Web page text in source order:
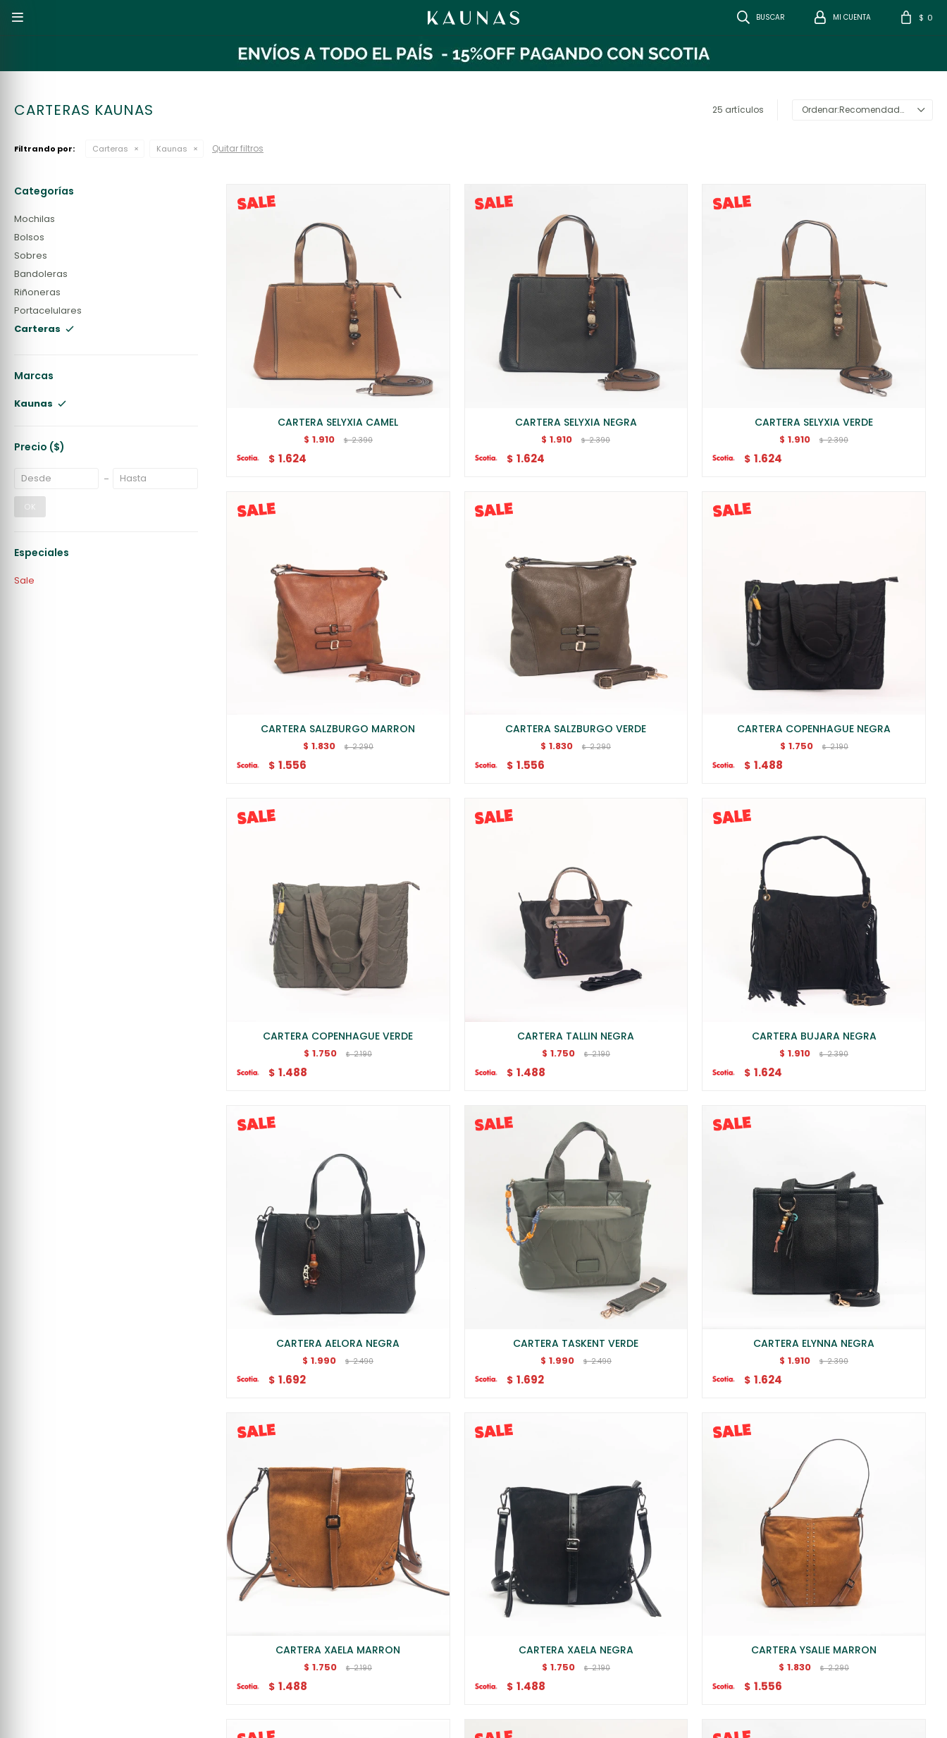
$ 0

CARTERAS KAUNAS 25 artículos Recomendados
Filtrando por: Carteras Kaunas Quitar filtros
CARTERA SELYXIA CAMEL
$ 1.910 $ 2.390
$ 1.624
CARTERA SELYXIA NEGRA
$ 1.910 $ 2.390
$ 1.624
CARTERA SELYXIA VERDE
$ 1.910 $ 2.390
$ 1.624
CARTERA SALZBURGO MARRON
$ 1.830 $ 2.290
$ 1.556
CARTERA SALZBURGO VERDE
$ 1.830 $ 2.290
$ 1.556
CARTERA COPENHAGUE NEGRA
$ 1.750 $ 2.190
$ 1.488
CARTERA COPENHAGUE VERDE
$ 1.750 $ 2.190
$ 1.488
CARTERA TALLIN NEGRA
$ 1.750 $ 2.190
$ 1.488
CARTERA BUJARA NEGRA
$ 1.910 $ 2.390
$ 1.624
CARTERA AELORA NEGRA
$ 1.990 $ 2.490
$ 1.692
CARTERA TASKENT VERDE
$ 1.990 $ 2.490
$ 1.692
CARTERA ELYNNA NEGRA
$ 1.910 $ 2.390
$ 1.624
CARTERA XAELA MARRON
$ 1.750 $ 2.190
$ 1.488
CARTERA XAELA NEGRA
$ 1.750 $ 2.190
$ 1.488
CARTERA YSALIE MARRON
$ 1.830 $ 2.290
$ 1.556
Categorías
Mochilas
Bolsos
Sobres
Bandoleras
Riñoneras
Portacelulares
Carteras
Marcas
Kaunas
Precio ($)
OK
Especiales
Sale